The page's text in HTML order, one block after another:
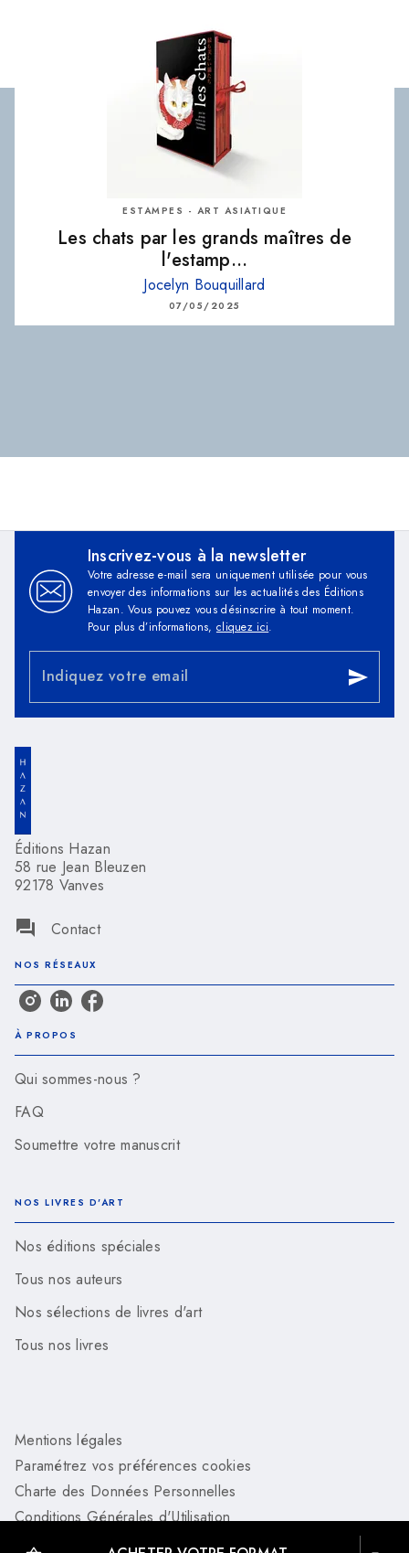
ESTAMPES - ART ASIATIQUE
Les chats par les grands maîtres de
l'estamp…
Jocelyn Bouquillard
07/05/2025
Inscrivez-vous à la newsletter
Votre adresse e-mail sera uniquement utilisée pour vous
envoyer des informations sur les actualités des Éditions
Hazan. Vous pouvez vous désinscrire à tout moment.
Pour plus d’informations, cliquez ici.
Indiquez votre email send
Éditions Hazan
58 rue Jean Bleuzen
92178 Vanves
question_answer Contact
NOS RÉSEAUX
À PROPOS
Qui sommes-nous ?
FAQ
Soumettre votre manuscrit
NOS LIVRES D'ART
Nos éditions spéciales
Tous nos auteurs
Nos sélections de livres d'art
Tous nos livres
Mentions légales
Paramétrez vos préférences cookies
Charte des Données Personnelles
Conditions Générales d'Utilisation
Charte de référencement